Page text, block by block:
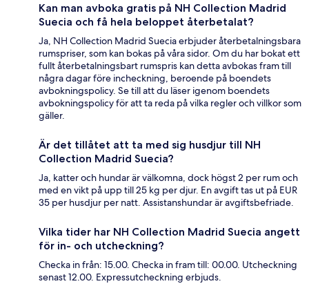
Kan man avboka gratis på NH Collection Madrid
Suecia och få hela beloppet återbetalat?
Ja, NH Collection Madrid Suecia erbjuder återbetalningsbara
rumspriser, som kan bokas på våra sidor. Om du har bokat ett
fullt återbetalningsbart rumspris kan detta avbokas fram till
några dagar före incheckning, beroende på boendets
avbokningspolicy. Se till att du läser igenom boendets
avbokningspolicy för att ta reda på vilka regler och villkor som
gäller.
Är det tillåtet att ta med sig husdjur till NH
Collection Madrid Suecia?
Ja, katter och hundar är välkomna, dock högst 2 per rum och
med en vikt på upp till 25 kg per djur. En avgift tas ut på EUR
35 per husdjur per natt. Assistanshundar är avgiftsbefriade.
Vilka tider har NH Collection Madrid Suecia angett
för in- och utcheckning?
Checka in från: 15.00. Checka in fram till: 00.00. Utcheckning
senast 12.00. Expressutcheckning erbjuds.